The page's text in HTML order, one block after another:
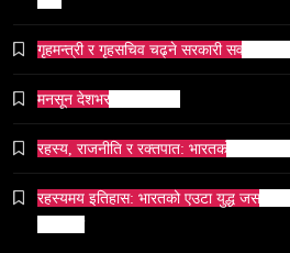
टक्सारको परम्परागत धातु
गृहमन्त्री र गृहसचिव चढ्ने सरकारी
मनसून देशभर प्रवेश गर्दै ।
रहस्य, राजनीति र रक्तपात: भारतको
रहस्यमय इतिहास: भारतको एउटा युद्ध जसले